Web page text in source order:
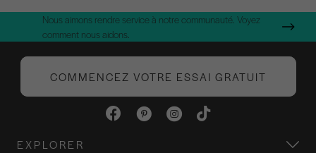
Nous aimons rendre service à notre communauté. Voyez
comment nous aidons.
COMMENCEZ VOTRE ESSAI GRATUIT
EXPLORER